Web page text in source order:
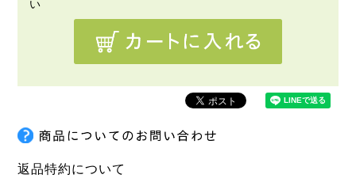
返品特約について